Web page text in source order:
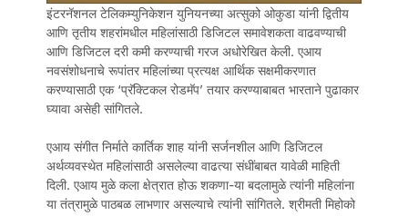
इंटरनॅशनल टेलिकम्युनिकेशन युनियनच्या अत्सुको ओकुडा यांनी द्वितीय
आणि तृतीय शहरांमधील महिलांसाठी डिजिटल समावेशकता वाढवण्याची
आणि डिजिटल दरी कमी करण्याची गरज अधोरेखित केली. एआय
नवसंशोधनाचे रूपांतर महिलांच्या प्रत्यक्ष आर्थिक सक्षमीकरणात
करण्यासाठी एक ‘प्रॅक्टिकल रोडमॅप’ तयार करण्याबाबत भारताने पुढाकार
घ्यावा असेही सांगितले.
एआय संगीत निर्माते कार्तिक शाह यांनी सर्जनशील आणि डिजिटल
अर्थव्यवस्थेत महिलांसाठी असलेल्या वाढत्या संधींबाबत यावेळी माहिती
दिली. एआय मुळे कला क्षेत्रात होऊ शकणा-या बदलामुळे त्यांनी महिलांना
या तंत्रामुळे पाठबळ लाभणार असल्याचे त्यांनी सांगितले. श्रीमती मिहोको